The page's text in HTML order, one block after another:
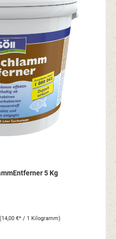
5 Kg
(14,00 €* / 1 Kilogramm)